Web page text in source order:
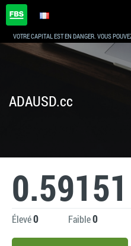
VOTRE CAPITAL EST EN DANGER. VOUS
ADAUSD.cc
0.59151
Élevé0 Faible0